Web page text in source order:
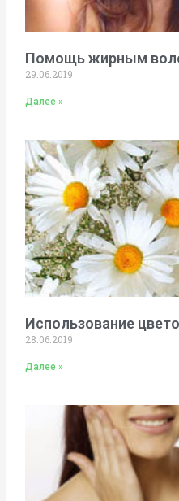
Помощь жирным
29.06.2019
Далее »
Использование
28.06.2019
Далее »